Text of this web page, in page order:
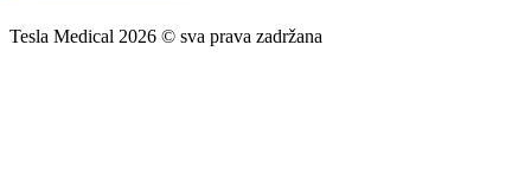
Tesla Medical 2026 © sva prava zadržana